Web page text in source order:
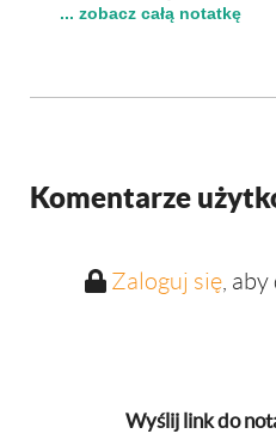
... zobacz całą notatkę
Komentarze
Zaloguj się, aby
Wyślij link do